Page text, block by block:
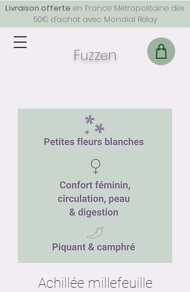
Livraison offerte en France Métropolitaine dès
50€ d'achat avec Mondial Relay
Fuzzen
Achillée millefeuille